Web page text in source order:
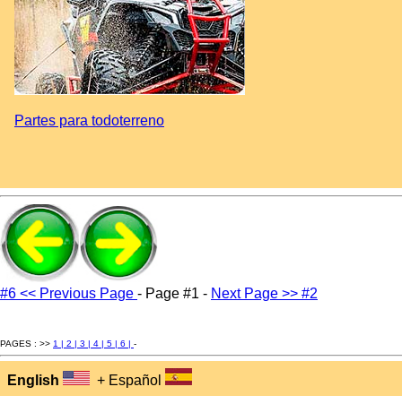
Partes para todoterreno
#6 << Previous Page - Page #1 - Next Page >> #2
PAGES : >> 1 | 2 | 3 | 4 | 5 | 6 | -
English + Español